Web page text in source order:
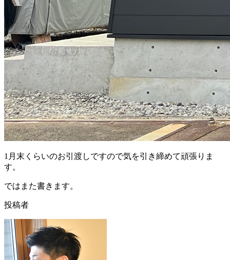
1月末くらいのお引渡しですので気を引き締めて頑張りま
す。
ではまた書きます。
投稿者